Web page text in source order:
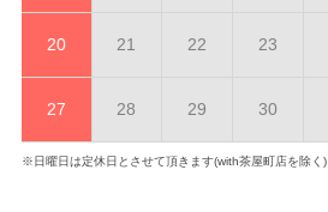
20 21 22 23
27 28 29 30
※日曜日は定休日とさせて頂きます(with茶屋町店を除く)